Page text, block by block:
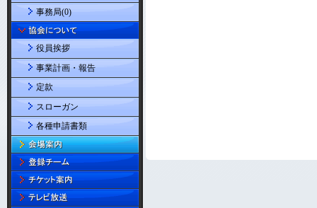
事務局(0)
役員挨拶
事業計画・報告
定款
スローガン
各種申請書類